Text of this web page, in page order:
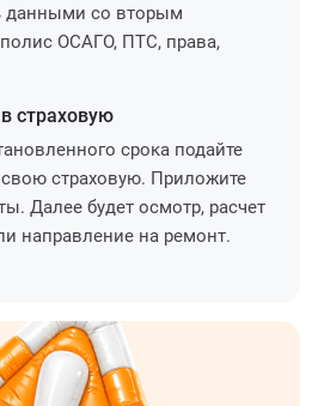
данными со вторым
ОСАГО, ПТС, права,
в страховую
срока подайте
страховую. Приложите
Далее будет осмотр, расчет
направление на ремонт.